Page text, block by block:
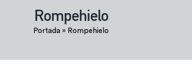
Rompehielo
Portada » Rompehielo